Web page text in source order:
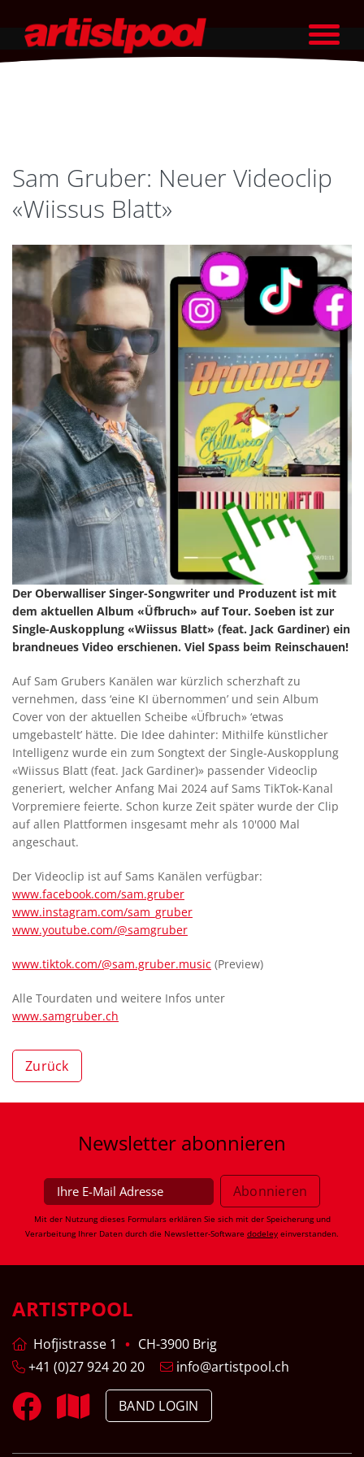
Sam Gruber: Neuer Videoclip
«Wiissus Blatt»
Der Oberwalliser Singer-Songwriter und Produzent ist mit
dem aktuellen Album «Üfbruch» auf Tour. Soeben ist zur
Single-Auskopplung «Wiissus Blatt» (feat. Jack Gardiner) ein
brandneues Video erschienen. Viel Spass beim Reinschauen!
Auf Sam Grubers Kanälen war kürzlich scherzhaft zu
vernehmen, dass ‘eine KI übernommen’ und sein Album
Cover von der aktuellen Scheibe «Üfbruch» ‘etwas
umgebastelt’ hätte. Die Idee dahinter: Mithilfe künstlicher
Intelligenz wurde ein zum Songtext der Single-Auskopplung
«Wiissus Blatt (feat. Jack Gardiner)» passender Videoclip
generiert, welcher Anfang Mai 2024 auf Sams TikTok-Kanal
Vorpremiere feierte. Schon kurze Zeit später wurde der Clip
auf allen Plattformen insgesamt mehr als 10'000 Mal
angeschaut.
Der Videoclip ist auf Sams Kanälen verfügbar:
www.facebook.com/sam.gruber
www.instagram.com/sam_gruber
www.youtube.com/@samgruber
www.tiktok.com/@sam.gruber.music (Preview)
Alle Tourdaten und weitere Infos unter
www.samgruber.ch
Zurück
Newsletter abonnieren
Mit der Nutzung dieses Formulars erklären Sie sich mit der Speicherung und
Verarbeitung Ihrer Daten durch die Newsletter-Software dodeley einverstanden.
ARTISTPOOL
Hofjistrasse 1
CH-3900 Brig
+41 (0)27 924 20 20
info@artistpool.ch
BAND LOGIN